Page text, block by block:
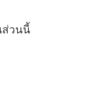
ส่วนนี้